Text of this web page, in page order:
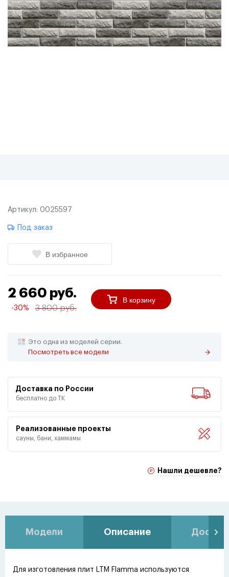
Артикул: 0025597
Под заказ
В избранное
2 660 руб.
-30% 3 800 руб.
В корзину
Это одна из моделей серии.
Посмотреть все модели
Доставка по России
бесплатно до ТК
Реализованные проекты
сауны, бани, хаммамы
Нашли дешевле?
Модели Описание
Для изготовления плит LTM Flamma используются